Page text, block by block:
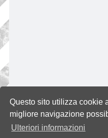
Questo sito utilizza cookie
migliore navigazione
Ulteriori informazioni